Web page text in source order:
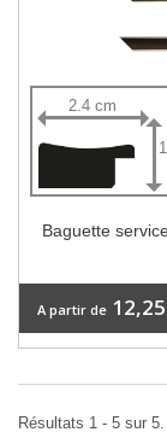
2.4 cm
Baguette
A partir de
Résultats 1 - 5 sur 5.